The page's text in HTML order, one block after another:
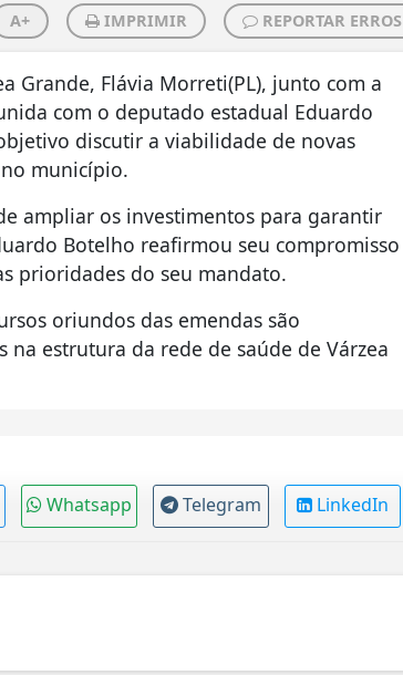
A+ IMPRIMIR REPORTAR ERROS
Grande, Flávia Morreti(PL), junto com a
com o deputado estadual Eduardo
discutir a viabilidade de novas
município.
ampliar os investimentos para garantir
Botelho reafirmou seu compromisso
prioridades do seu mandato.
oriundos das emendas são
na estrutura da rede de saúde de Várzea
Whatsapp Telegram LinkedIn